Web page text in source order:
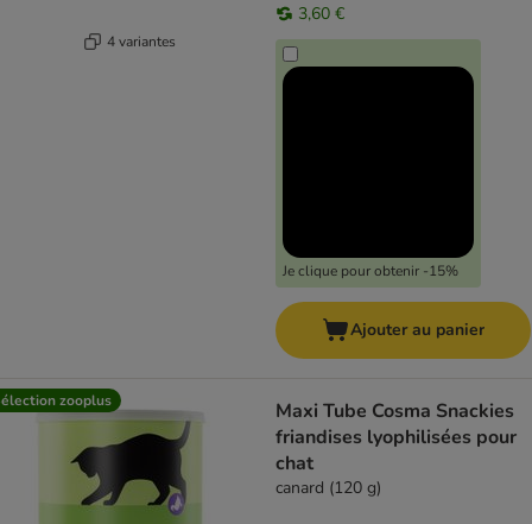
4 variantes
3,60 €
Je clique pour obtenir -15%
Ajouter au panier
zooplus
Maxi Tube Cosma Snackies
friandises lyophilisées pour
chat
canard (120 g)